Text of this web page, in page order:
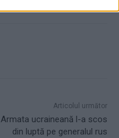
Articolul următor
Armata ucraineană l-a scos
din luptă pe generalul rus